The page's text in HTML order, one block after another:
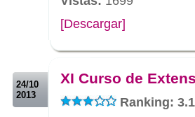
[Descargar]
24/10
2013
XI Curso de
Ranking: 3.1